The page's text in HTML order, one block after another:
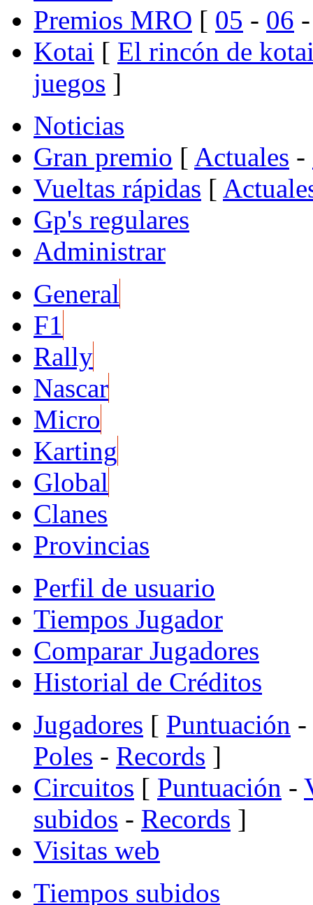
Premios MRO [ 05 - 06
Kotai [ El rincón de
juegos ]
Noticias
Gran premio [ Actuales -
Vueltas rápidas [
Gp's regulares
Administrar
General
F1
Rally
Nascar
Micro
Karting
Global
Clanes
Provincias
Perfil de usuario
Tiempos Jugador
Comparar Jugadores
Historial de Créditos
Jugadores [ Puntuación -
Poles - Records ]
Circuitos [ Puntuación -
subidos - Records ]
Visitas web
Tiempos subidos